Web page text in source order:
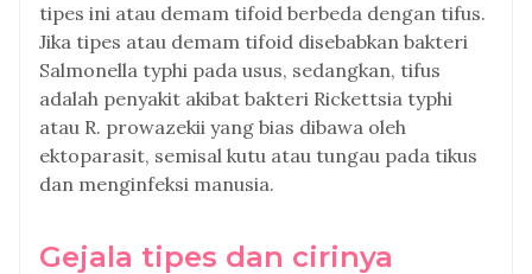
tipes ini atau demam tifoid berbeda dengan tifus.
Jika tipes atau demam tifoid disebabkan bakteri
Salmonella typhi pada usus, sedangkan, tifus
adalah penyakit akibat bakteri Rickettsia typhi
atau R. prowazekii yang bias dibawa oleh
ektoparasit, semisal kutu atau tungau pada tikus
dan menginfeksi manusia.
Gejala tipes dan cirinya